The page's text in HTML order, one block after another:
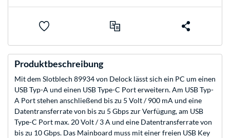
Produktbeschreibung
Mit dem Slotblech 89934 von Delock lässt sich ein PC um einen
USB Typ-A und einen USB Type-C Port erweitern. Am USB Typ-
A Port stehen anschließend bis zu 5 Volt / 900 mA und eine
Datentransferrate von bis zu 5 Gbps zur Verfügung, am USB
Type-C Port max. 20 Volt / 3 A und eine Datentransferrate von
bis zu 10 Gbps. Das Mainboard muss mit einer freien USB Key